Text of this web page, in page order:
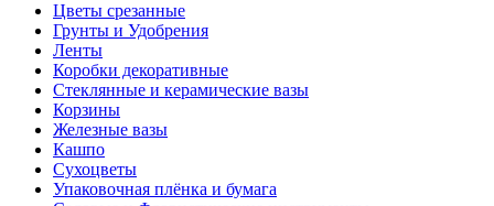
Цветы срезанные
Грунты и Удобрения
Ленты
Коробки декоративные
Стеклянные и керамические вазы
Корзины
Железные вазы
Кашпо
Сухоцветы
Упаковочная плёнка и бумага